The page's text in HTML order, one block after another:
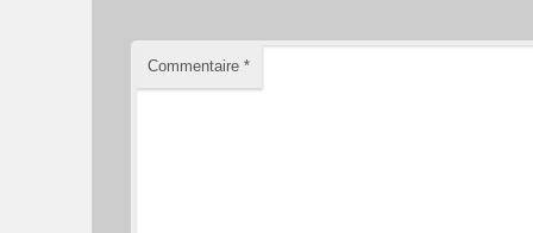
Commentaire *